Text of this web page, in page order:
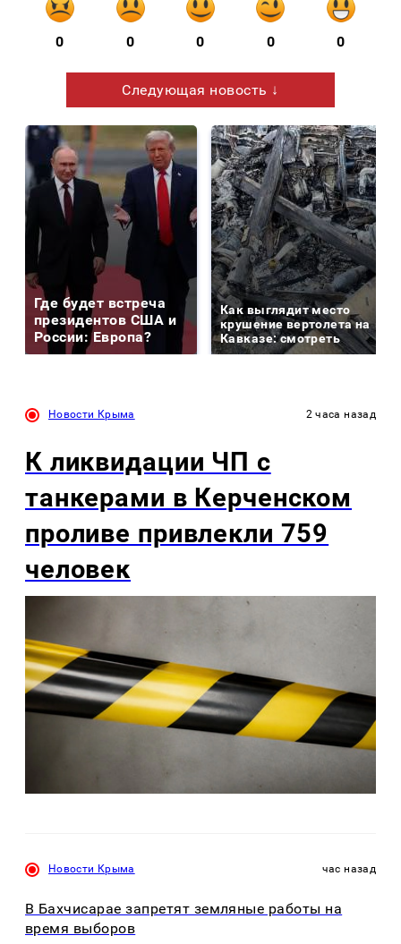
0 0 0 0 0
Следующая новость ↓
Где будет встреча
президентов США и
России: Европа?
Как выглядит место
крушение вертолета на
Кавказе: смотреть
Новости Крыма 2 часа назад
К ликвидации ЧП с
танкерами в Керченском
проливе привлекли 759
человек
Новости Крыма час назад
В Бахчисарае запретят земляные работы на
время выборов